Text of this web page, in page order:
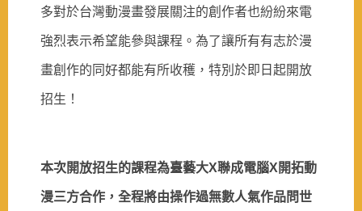
多對於台灣動漫畫發展關注的創作者也紛紛來電
強烈表示希望能參與課程。為了讓所有有志於漫
畫創作的同好都能有所收穫，特別於即日起開放
招生！
本次開放招生的課程為臺藝大X聯成電腦X 開拓動
漫三方合作，全程將由操作過無數人氣作品問世